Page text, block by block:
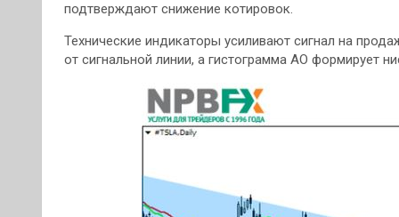
подтверждают снижение котировок.
Технические индикаторы усиливают сигнал на
от сигнальной линии, а гистограмма АО формирует